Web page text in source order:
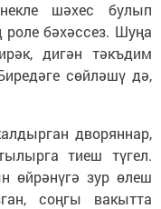
шәхес булып
бәхәссез. Шуңа
дигән тәкъдим
сөйләшү дә,
дворяннар,
тиеш түгел.
өйрәнүгә зур өлеш
соңгы вакытта